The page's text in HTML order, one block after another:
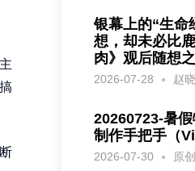
银幕上的“生命
想，却未必比
肉》观后随想
2026-07-28 赵
20260723-暑
制作手把手（
2026-07-30 原